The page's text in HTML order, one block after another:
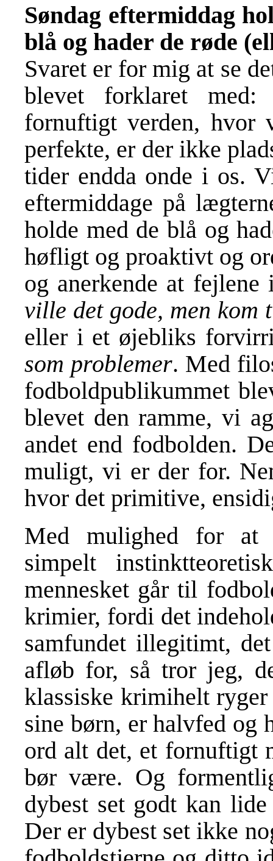
Søndag eftermiddag
blå og hader de røde
Svaret er for mig at se
blevet forklaret
fornuftigt verden, hvor
perfekte, er der ikke
tider endda onde i os.
eftermiddage på
holde med de blå og
høfligt og proaktivt og
og anerkende at
ville det gode, men
eller i et øjebliks
som problemer. Med
fodboldpublikummet
blevet den ramme, vi
andet end fodbolden.
muligt, vi er der for.
hvor det primitive,
Med mulighed for
simpelt
mennesket går til
krimier, fordi det
samfundet illegitimt,
afløb for, så tror jeg,
klassiske krimihelt
sine børn, er halvfed og
ord alt det, et fornuftigt
bør være. Og
dybest set godt kan
Der er dybest set ikke